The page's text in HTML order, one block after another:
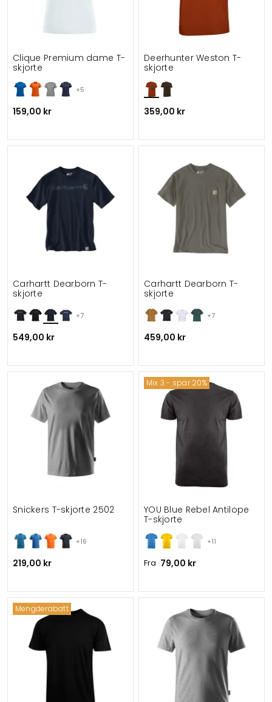
+5
Clique Premium dame T-
skjorte
159,00 kr
Deerhunter Weston T-
skjorte
359,00 kr
+7
Carhartt Dearborn T-
skjorte
549,00 kr
+7
Carhartt Dearborn T-
skjorte
459,00 kr
+16
Snickers T-skjorte 2502
219,00 kr
Mix 3 - spar 20%
+11
YOU Blue Rebel Antilope
T-skjorte
Fra 79,00 kr
Mengderabatt